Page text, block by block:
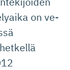
on ve-